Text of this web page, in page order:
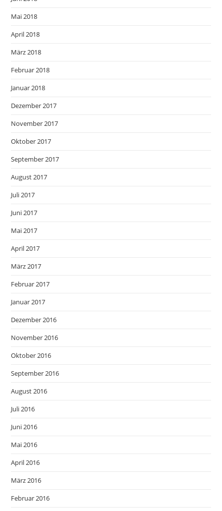
Mai 2018
April 2018
März 2018
Februar 2018
Januar 2018
Dezember 2017
November 2017
Oktober 2017
September 2017
August 2017
Juli 2017
Juni 2017
Mai 2017
April 2017
März 2017
Februar 2017
Januar 2017
Dezember 2016
November 2016
Oktober 2016
September 2016
August 2016
Juli 2016
Juni 2016
Mai 2016
April 2016
März 2016
Februar 2016